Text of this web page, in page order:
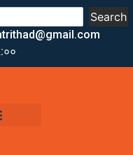
Search